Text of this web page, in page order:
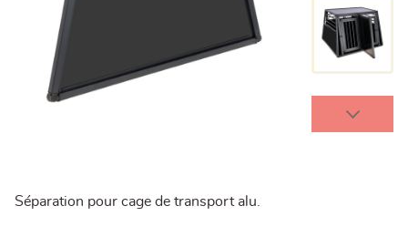
Séparation pour cage de transport alu.